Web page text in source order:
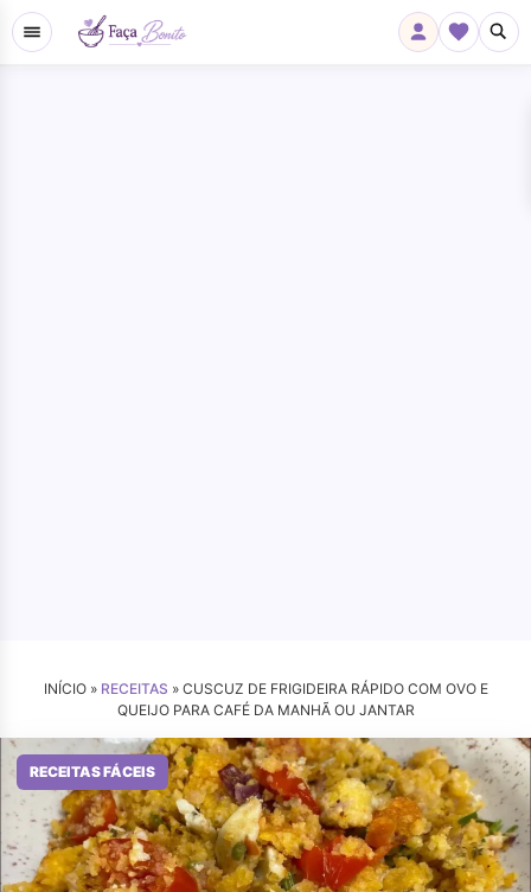
INÍCIO » RECEITAS » CUSCUZ DE FRIGIDEIRA RÁPIDO COM OVO E
QUEIJO PARA CAFÉ DA MANHÃ OU JANTAR
RECEITAS FÁCEIS